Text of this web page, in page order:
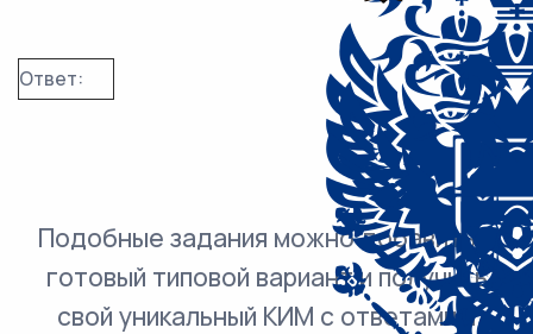
Ответ:
Подобные задания можно добавить в
готовый типовой вариант и получить
свой уникальный КИМ с ответами и